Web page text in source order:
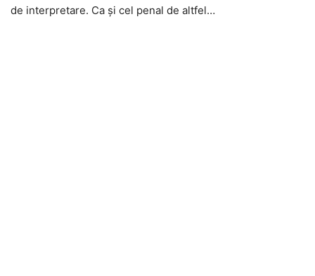
de interpretare. Ca și cel penal de altfel…